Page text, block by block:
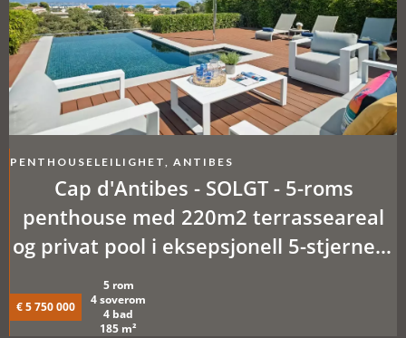
PENTHOUSELEILIGHET, ANTIBES
Cap d'Antibes - SOLGT - 5-roms
penthouse med 220m2 terrasseareal
og privat pool i eksepsjonell 5-stjerners
€ 5 750 000
5 rom
4 soverom
4 bad
185 m²